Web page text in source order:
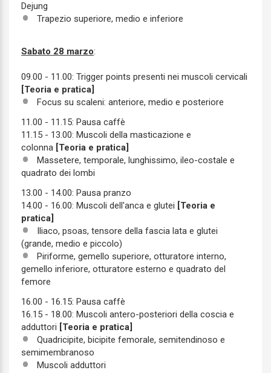
Dejung
Trapezio superiore, medio e inferiore
Sabato 28 marzo:
09.00 - 11.00: Trigger points presenti nei muscoli cervicali
[Teoria e pratica]
Focus su scaleni: anteriore, medio e posteriore
11.00 - 11.15: Pausa caffè
11.15 - 13.00: Muscoli della masticazione e
colonna [Teoria e pratica]
Massetere, temporale, lunghissimo, ileo-costale e
quadrato dei lombi
13.00 - 14.00: Pausa pranzo
14.00 - 16.00: Muscoli dell'anca e glutei [Teoria e
pratica]
Iliaco, psoas, tensore della fascia lata e glutei
(grande, medio e piccolo)
Piriforme, gemello superiore, otturatore interno,
gemello inferiore, otturatore esterno e quadrato del
femore
16.00 - 16.15: Pausa caffè
16.15 - 18.00: Muscoli antero-posteriori della coscia e
adduttori [Teoria e pratica]
Quadricipite, bicipite femorale, semitendinoso e
semimembranoso
Muscoli adduttori